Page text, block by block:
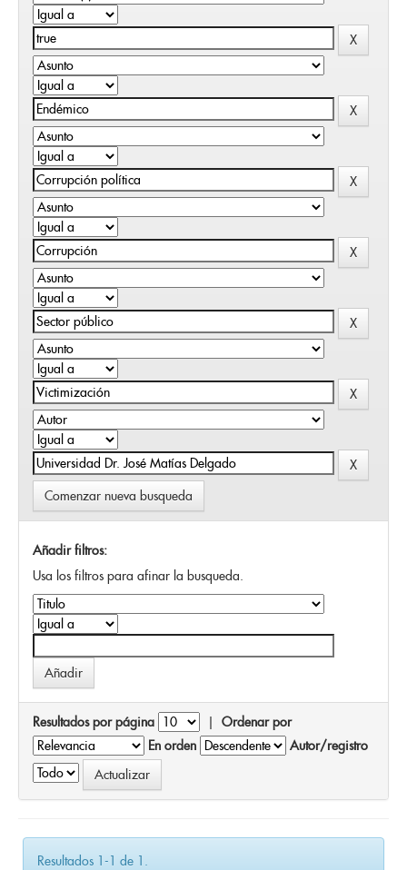
Comenzar nueva busqueda
Añadir filtros:
Usa los filtros para afinar la busqueda.
Resultados por página | Ordenar por
En orden
Autor/registro
Resultados 1-1 de 1.